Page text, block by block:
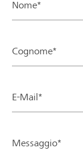
Nome*
Cognome*
E-Mail*
Messaggio*